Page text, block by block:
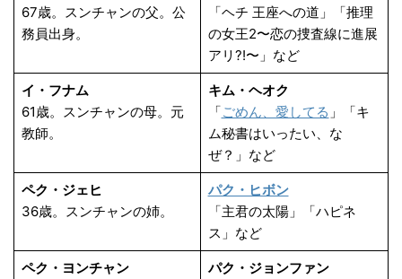
67歳。スンチャンの父。公
務員出身。
「ヘチ 王座への道」「推理
の女王2〜恋の捜査線に進展
アリ?!〜」など
イ・フナム
61歳。スンチャンの母。元
教師。
キム・ヘオク
「ごめん、愛してる 」「キ
ム秘書はいったい、な
ぜ？」など
ペク・ジェヒ
36歳。スンチャンの姉。
パク・ヒボン
「主君の太陽」「ハピネ
ス」など
ペク・ヨンチャン
パク・ジョンファン